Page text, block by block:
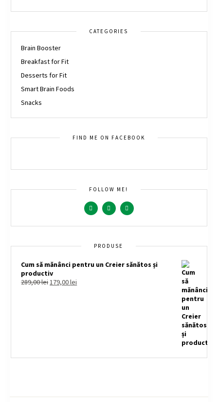
CATEGORIES
Brain Booster
Breakfast for Fit
Desserts for Fit
Smart Brain Foods
Snacks
FIND ME ON FACEBOOK
FOLLOW ME!
PRODUSE
Cum să mănânci pentru un Creier sănătos și
productiv
289,00lei179,00lei